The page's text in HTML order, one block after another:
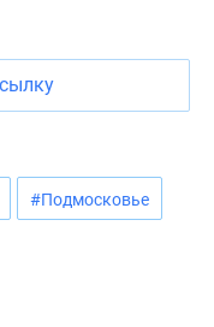
#Подмосковье